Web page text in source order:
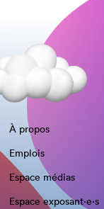
À propos
Emplois
Espace médias
Espace exposant·e⋅s